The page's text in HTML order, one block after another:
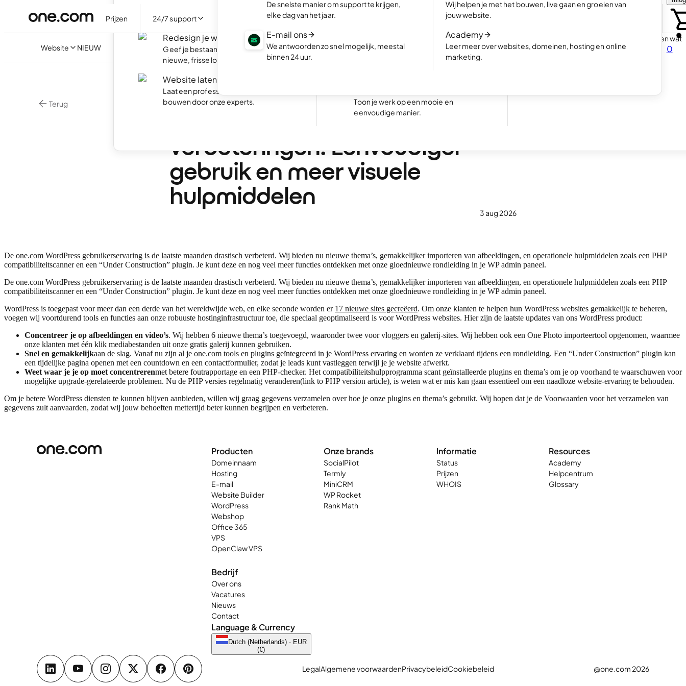
Prijzen 24/7 support
De snelste manier om support te krijgen,
elke dag van het jaar.
E-mail ons
We antwoorden zo snel mogelijk, meestal
binnen 24 uur.
Wij helpen je met het bouwen, live gaan en groeien van
jouw website.
Academy
Leer meer over websites, domeinen, hosting en online
marketing.
0
Website NIEUW
Maak je eigen website met AI, in enkele
minuten live.
Redesign je website NIEUW
Geef je bestaande website een
nieuwe, frisse look.
Website laten maken
Laat een professionele website
bouwen door onze experts.
Maak een webshop en begin met
Maak een website voor jouw bedrijf
waar klanten direct afspraken kunnen
Toon je werk op een mooie en
eenvoudige manier.
Kies hoe jij je website wil maken
Ontdek hoe een AI website bouwer werkt en wat
voor prompts je kan gebruiken
Terug
Nieuwe WordPress
verbeteringen: Eenvoudiger
gebruik en meer visuele
hulpmiddelen
3 aug 2026
De one.com WordPress gebruikerservaring is de laatste maanden drastisch verbeterd. Wij bieden nu nieuwe thema’s, gemakkelijker importeren van afbeeldingen, en operationele hulpmiddelen zoals een PHP
compatibiliteitscanner en een “Under Construction” plugin. Je kunt deze en nog veel meer functies ontdekken met onze gloednieuwe rondleiding in je WP admin paneel.
De one.com WordPress gebruikerservaring is de laatste maanden drastisch verbeterd. Wij bieden nu nieuwe thema’s, gemakkelijker importeren van afbeeldingen, en operationele hulpmiddelen zoals een PHP
compatibiliteitscanner en een “Under Construction” plugin. Je kunt deze en nog veel meer functies ontdekken met onze gloednieuwe rondleiding in je WP admin paneel.
WordPress is toegepast voor meer dan een derde van het wereldwijde web, en elke seconde worden er 17 nieuwe sites gecreëerd. Om onze klanten te helpen hun WordPress websites gemakkelijk te beheren,
voegen wij voortdurend tools en functies aan onze robuuste hostinginfrastructuur toe, die speciaal geoptimaliseerd is voor WordPress websites. Hier zijn de laatste updates van ons WordPress product:
Concentreer je op afbeeldingen en video’s. Wij hebben 6 nieuwe thema’s toegevoegd, waaronder twee voor vloggers en galerij-sites. Wij hebben ook een One Photo importeertool opgenomen, waarmee
onze klanten met één klik mediabestanden uit onze gratis galerij kunnen gebruiken.
Snel en gemakkelijkaan de slag. Vanaf nu zijn al je one.com tools en plugins geïntegreerd in je WordPress ervaring en worden ze verklaard tijdens een rondleiding. Een “Under Construction” plugin kan
een tijdelijke pagina openen met een countdown en een contactformulier, zodat je leads kunt vastleggen terwijl je je website afwerkt.
Weet waar je je op moet concentrerenmet betere foutrapportage en een PHP-checker. Het compatibiliteitshulpprogramma scant geïnstalleerde plugins en thema’s om je op voorhand te waarschuwen voor
mogelijke upgrade-gerelateerde problemen. Nu de PHP versies regelmatig veranderen(link to PHP version article), is weten wat er mis kan gaan essentieel om een naadloze website-ervaring te behouden.
Om je betere WordPress diensten te kunnen blijven aanbieden, willen wij graag gegevens verzamelen over hoe je onze plugins en thema’s gebruikt. Wij hopen dat je de Voorwaarden voor het verzamelen van
gegevens zult aanvaarden, zodat wij jouw behoeften mettertijd beter kunnen begrijpen en verbeteren.
Producten
Domeinnaam
Hosting
E-mail
Website Builder
WordPress
Webshop
Office 365
VPS
OpenClaw VPS
Onze brands
SocialPilot
Termly
MiniCRM
WP Rocket
Rank Math
Informatie
Status
Prijzen
WHOIS
Resources
Academy
Helpcentrum
Glossary
Bedrijf
Over ons
Vacatures
Nieuws
Contact
Language & Currency
Dutch (Netherlands) · EUR
(€)
LegalAlgemene voorwaardenPrivacybeleidCookiebeleid @one.com 2026